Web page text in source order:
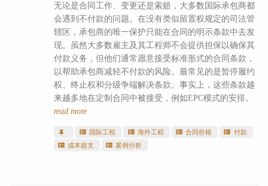
无论是合同工作、变更还是索赔，大多数国际承包商都
会遇到不付款的问题。在没有类似留置权规定的司法管
辖区，承包商的唯一保护只能在合同的明示条款中去发
现。虽然大多数雇主及其工程师不会提供担保以确保其
付款义务，但他们通常愿意接受标准形式的合同条款，
以帮助承包商减轻不付款的风险。最常见的是暂停履约
权、终止权和分级争端解决条款。事实上，这些条款越
来越多地在定制合同中被接受，例如EPC模式的安排。
read more
国际工程 海外工程 合同价格
付款
成本超支
案例分析